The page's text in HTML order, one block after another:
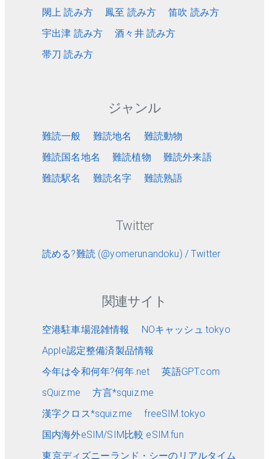
閖上 読み方 鳳至 読み方
笛吹 読み方
宇出津 読み方
酒々井 読み方
帯刀 読み方
ジャンル
難読一般 難読地名
難読動物
難読国名地名
難読植物
難読外来語
難読駅名
難読名字 難読熟語
Twitter
読める?難読 (@yomerunandoku) / Twitter
関連サイト
空港駐車場混雑情報
NOキャッシュ.tokyo
Apple認定整備済製品情報
今年は令和何年?何年.net
英語GPT.com
sQuiz.me
方言*squiz.me
漢字クロス*squiz.me
freeSIM.tokyo
国内海外eSIM/SIM比較 eSIM.fun
東京ディズニーランド・シーのリアルタイム